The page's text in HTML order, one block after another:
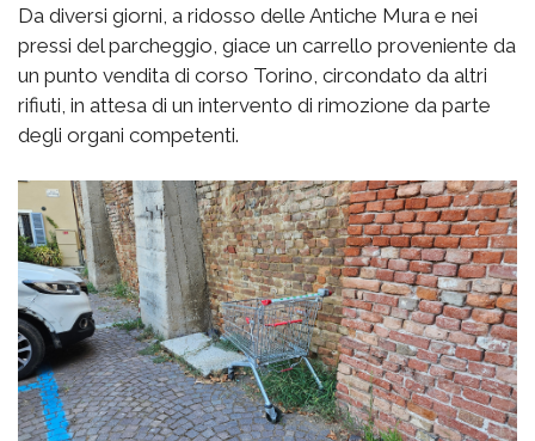
Da diversi giorni, a ridosso delle Antiche Mura e nei
pressi del parcheggio, giace un carrello proveniente da
un punto vendita di corso Torino, circondato da altri
rifiuti, in attesa di un intervento di rimozione da parte
degli organi competenti.